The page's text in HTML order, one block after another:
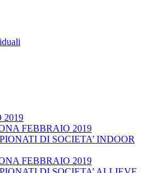
2019
FEBBRAIO 2019
DI SOCIETA’ INDOOR
FEBBRAIO 2019